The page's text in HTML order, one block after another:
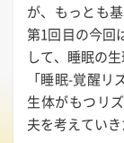
が、もっとも
第1回目の今回
して、睡眠の
「睡眠-覚醒
生体がもつリ
夫を考えていき